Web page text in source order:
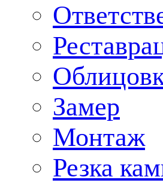
Замер
Монтаж
Резка